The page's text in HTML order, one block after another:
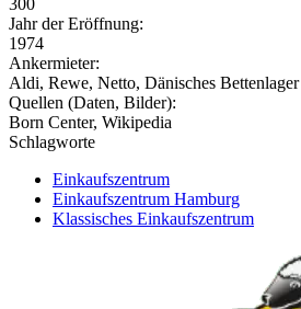
Jahr der Eröffnung:
1974
Ankermieter:
Aldi, Rewe, Netto, Dänisches Bettenlager
Quellen (Daten, Bilder):
Born Center, Wikipedia
Schlagworte
Einkaufszentrum
Einkaufszentrum Hamburg
Klassisches Einkaufszentrum